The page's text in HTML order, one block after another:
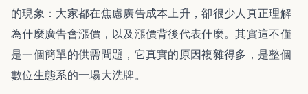
的現象：大家都在焦慮廣告成本上升，卻很少人真正理解
為什麼廣告會漲價，以及漲價背後代表什麼。其實這不僅
是一個簡單的供需問題，它真實的原因複雜得多，是整個
數位生態系的一場大洗牌。